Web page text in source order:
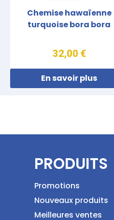
Chemise hawaïenne
turquoise bora bora
32,00 €
En savoir plus
PRODUITS
Promotions
Nouveaux produits
Meilleures ventes